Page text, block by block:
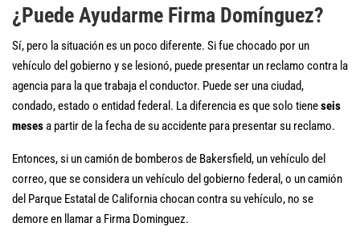
¿Puede Ayudarme Firma Domínguez?
Sí, pero la situación es un poco diferente. Si fue chocado por un
vehículo del gobierno y se lesionó, puede presentar un reclamo contra la
agencia para la que trabaja el conductor. Puede ser una ciudad,
condado, estado o entidad federal. La diferencia es que solo tieneseis
mesesa partir de la fecha de su accidente para presentar su reclamo.
Entonces, si un camión de bomberos de Bakersfield, un vehículo del
correo, que se considera un vehículo del gobierno federal, o un camión
del Parque Estatal de California chocan contra su vehículo, no se
demore en llamar a Firma Dominguez.